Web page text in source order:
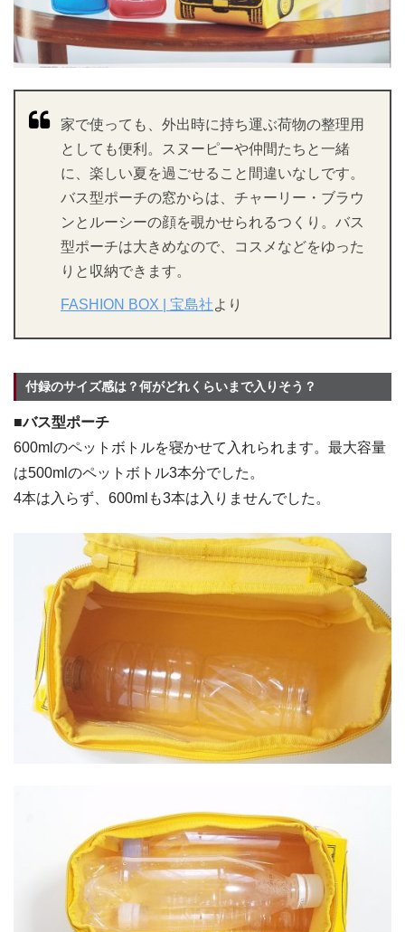
家で使っても、外出時に持ち運ぶ荷物の整理用
としても便利。スヌーピーや仲間たちと一緒
に、楽しい夏を過ごせること間違いなしです。
バス型ポーチの窓からは、チャーリー・ブラウ
ンとルーシーの顔を覗かせられるつくり。バス
型ポーチは大きめなので、コスメなどをゆった
りと収納できます。
FASHION BOX | 宝島社より
付録のサイズ感は？何がどれくらいまで入りそう？
■バス型ポーチ
600mlのペットボトルを寝かせて入れられます。最大容量
は500mlのペットボトル3本分でした。
4本は入らず、600mlも3本は入りませんでした。